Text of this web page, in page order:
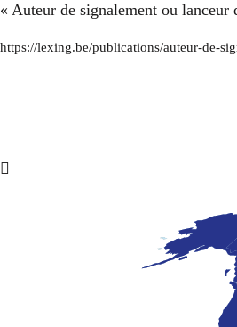
« Auteur de signalement ou
https://lexing.be/publications/auteur-de-